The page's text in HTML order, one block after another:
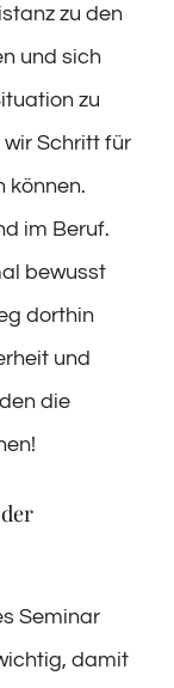
zu den
und sich
zu
Schritt für
können.
im Beruf.
bewusst
dorthin
und
die
Seminar
damit